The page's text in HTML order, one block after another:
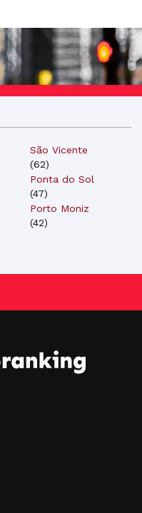
São Vicente
(62)
Ponta do Sol
(47)
Porto Moniz
(42)